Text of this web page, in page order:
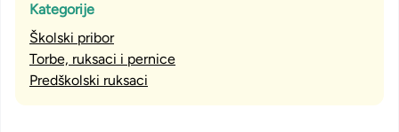
Kategorije
Školski pribor
Torbe, ruksaci i pernice
Predškolski ruksaci